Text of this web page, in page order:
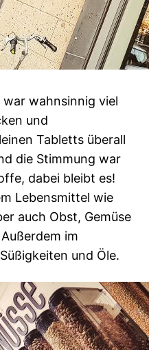
wahnsinnig viel
und
Tabletts überall
die Stimmung war
dabei bleibt es!
Lebensmittel wie
auch Obst, Gemüse
im
und Öle.